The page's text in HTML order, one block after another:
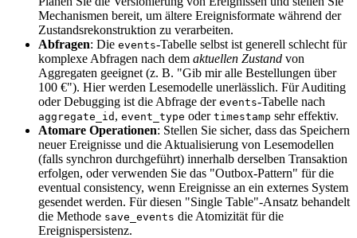
Mechanismen bereit, um ältere Ereignisformate während der
Zustandsrekonstruktion zu verarbeiten.
Abfragen: Die events-Tabelle selbst ist generell schlecht für
komplexe Abfragen nach dem aktuellen Zustand von
Aggregaten geeignet (z. B. "Gib mir alle Bestellungen über
100 €"). Hier werden Lesemodelle unerlässlich. Für Auditing
oder Debugging ist die Abfrage der events-Tabelle nach
aggregate_id , event_type oder timestamp sehr effektiv.
Atomare Operationen: Stellen Sie sicher, dass das Speichern
neuer Ereignisse und die Aktualisierung von Lesemodellen
(falls synchron durchgeführt) innerhalb derselben Transaktion
erfolgen, oder verwenden Sie das "Outbox-Pattern" für die
eventual consistency, wenn Ereignisse an ein externes System
gesendet werden. Für diesen "Single Table"-Ansatz behandelt
die Methode save_events die Atomizität für die
Ereignispersistenz.